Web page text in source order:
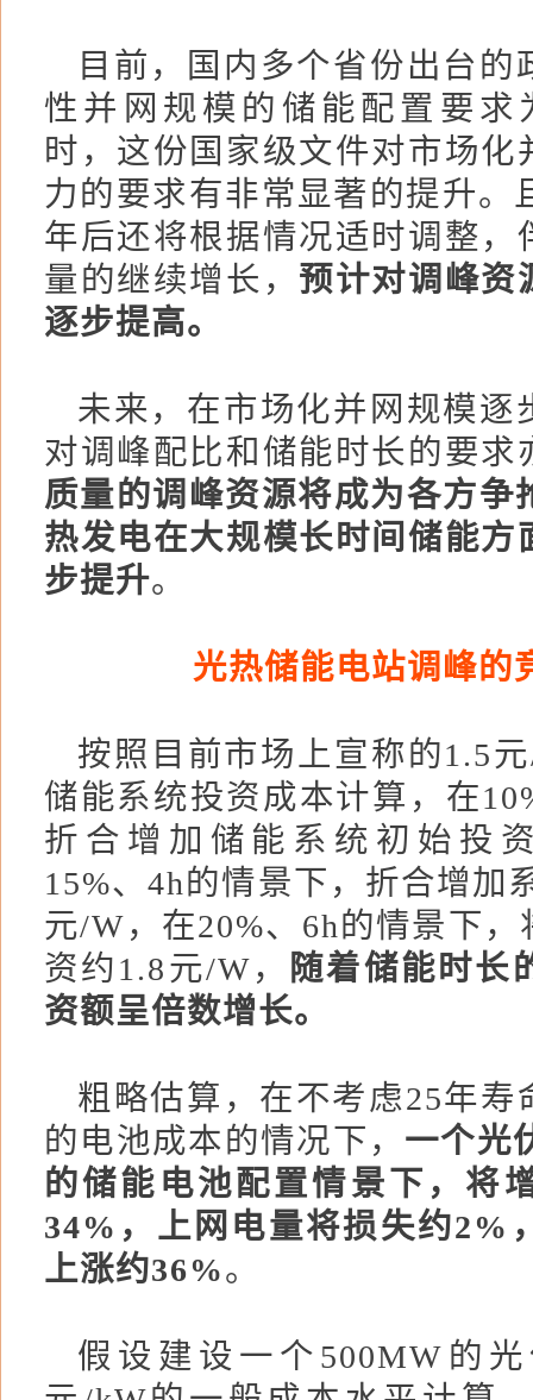
目前，国内多个省份出台的
性并网规模的储能配置要求
时，这份国家级文件对市场化
力的要求有非常显著的提升。
年后还将根据情况适时调整，
量的继续增长， 预计对调峰资
逐步提高。
未来，在市场化并网规模逐
对调峰配比和储能时长的要求
质量的调峰资源将成为各方争
热发电在大规模长时间储能方
步提升。
光热储能电站调峰的
按照目前市场上宣称的1.5
储能系统投资成本计算，在
折合增加储能系统初始投
15%、4h的情景下，折合增加
元/W，在20%、6h的情景下
资约1.8元/W，
随着储能时长
资额呈倍数增长。
粗略估算，在不考虑25年寿
的电池成本的情况下， 一个光
的储能电池配置情景下，将
34%，上网电量将损失约2%
上涨约36%。
假设建设一个500MW的